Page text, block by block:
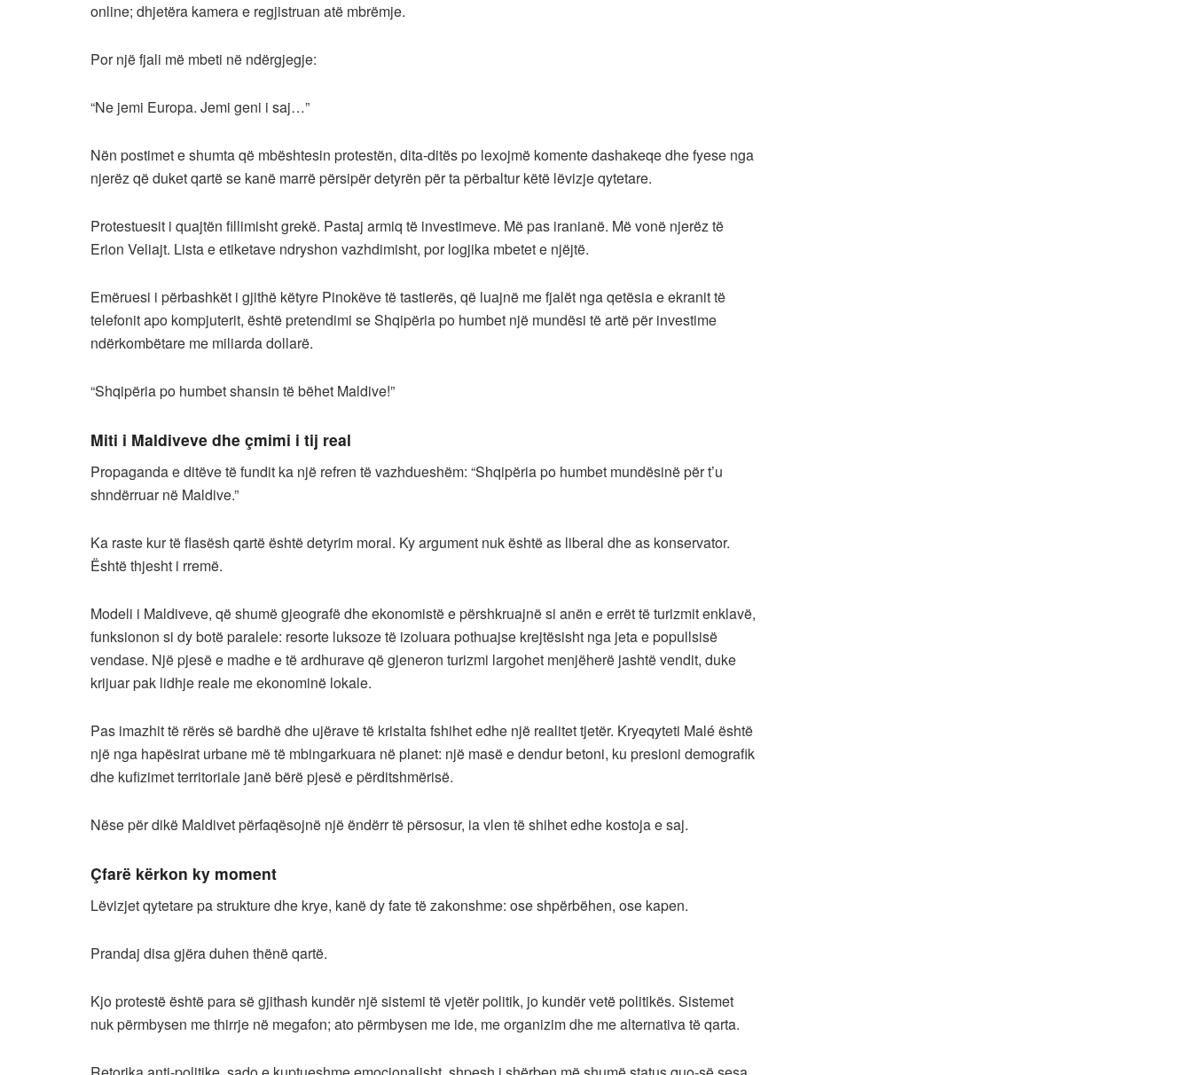
online; dhjetëra kamera e regjistruan atë mbrëmje.
Por një fjali më mbeti në ndërgjegje:
“Ne jemi Europa. Jemi geni i saj…”
Nën postimet e shumta që mbështesin protestën, dita-ditës po lexojmë komente dashakeqe dhe fyese nga
njerëz që duket qartë se kanë marrë përsipër detyrën për ta përbaltur këtë lëvizje qytetare.
Protestuesit i quajtën fillimisht grekë. Pastaj armiq të investimeve. Më pas iranianë. Më vonë njerëz të
Erion Veliajt. Lista e etiketave ndryshon vazhdimisht, por logjika mbetet e njëjtë.
Emëruesi i përbashkët i gjithë këtyre Pinokëve të tastierës, që luajnë me fjalët nga qetësia e ekranit të
telefonit apo kompjuterit, është pretendimi se Shqipëria po humbet një mundësi të artë për investime
ndërkombëtare me miliarda dollarë.
“Shqipëria po humbet shansin të bëhet Maldive!”
Miti i Maldiveve dhe çmimi i tij real
Propaganda e ditëve të fundit ka një refren të vazhdueshëm: “Shqipëria po humbet mundësinë për t’u
shndërruar në Maldive.”
Ka raste kur të flasësh qartë është detyrim moral. Ky argument nuk është as liberal dhe as konservator.
Është thjesht i rremë.
Modeli i Maldiveve, që shumë gjeografë dhe ekonomistë e përshkruajnë si anën e errët të turizmit enklavë,
funksionon si dy botë paralele: resorte luksoze të izoluara pothuajse krejtësisht nga jeta e popullsisë
vendase. Një pjesë e madhe e të ardhurave që gjeneron turizmi largohet menjëherë jashtë vendit, duke
krijuar pak lidhje reale me ekonominë lokale.
Pas imazhit të rërës së bardhë dhe ujërave të kristalta fshihet edhe një realitet tjetër. Kryeqyteti Malé është
një nga hapësirat urbane më të mbingarkuara në planet: një masë e dendur betoni, ku presioni demografik
dhe kufizimet territoriale janë bërë pjesë e përditshmërisë.
Nëse për dikë Maldivet përfaqësojnë një ëndërr të përsosur, ia vlen të shihet edhe kostoja e saj.
Çfarë kërkon ky moment
Lëvizjet qytetare pa strukture dhe krye, kanë dy fate të zakonshme: ose shpërbëhen, ose kapen.
Prandaj disa gjëra duhen thënë qartë.
Kjo protestë është para së gjithash kundër një sistemi të vjetër politik, jo kundër vetë politikës. Sistemet
nuk përmbysen me thirrje në megafon; ato përmbysen me ide, me organizim dhe me alternativa të qarta.